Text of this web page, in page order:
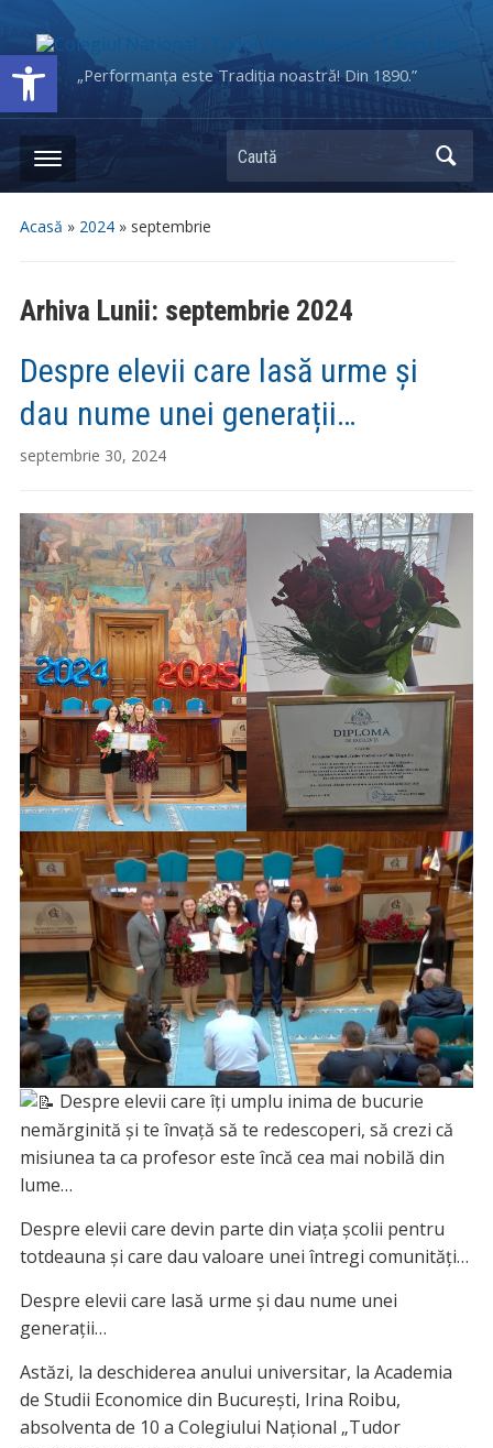
Deschide bara de unelte„Performanța este Tradiția noastră! Din 1890.”
Caută
Acasă » 2024» septembrie
Arhiva Lunii: septembrie 2024
Despre elevii care lasă urme și
dau nume unei generații…
septembrie 30, 2024
Despre elevii care îți umplu inima de bucurie
nemărginită și te învață să te redescoperi, să crezi că
misiunea ta ca profesor este încă cea mai nobilă din
lume…
Despre elevii care devin parte din viața școlii pentru
totdeauna și care dau valoare unei întregi comunități…
Despre elevii care lasă urme și dau nume unei
generații…
Astăzi, la deschiderea anului universitar, la Academia
de Studii Economice din București, Irina Roibu,
absolventa de 10 a Colegiului Național „Tudor